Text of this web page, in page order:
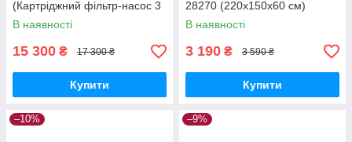
(Картріджний фільтр-насос 3
785 л/год, драбина, тент,
підстилка)
В наявності
15 300 ₴ 17 300 ₴
Купити
28270 (220х150х60 см)
В наявності
3 190 ₴ 3 590 ₴
Купити
–10% –9%